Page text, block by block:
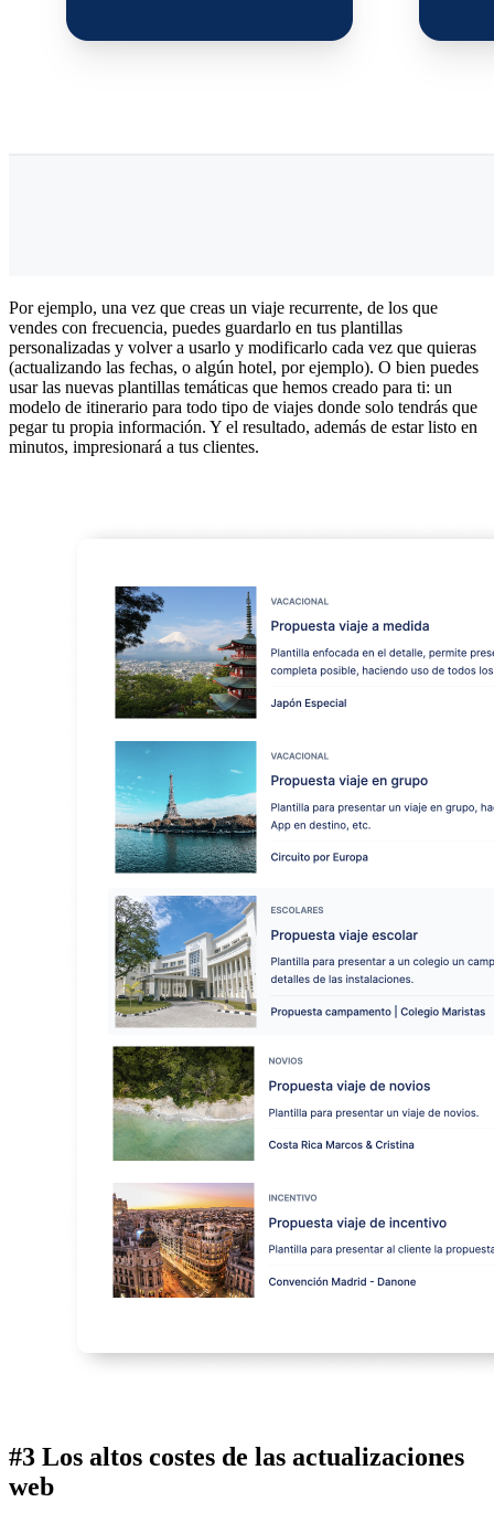
Por ejemplo, una vez que creas un viaje recurrente, de los que
vendes con frecuencia, puedes guardarlo en tus plantillas
personalizadas y volver a usarlo y modificarlo cada vez que quieras
(actualizando las fechas, o algún hotel, por ejemplo). O bien puedes
usar las nuevas plantillas temáticas que hemos creado para ti: un
modelo de itinerario para todo tipo de viajes donde solo tendrás que
pegar tu propia información. Y el resultado, además de estar listo en
minutos, impresionará a tus clientes.
#3 Los altos costes de las actualizaciones
web